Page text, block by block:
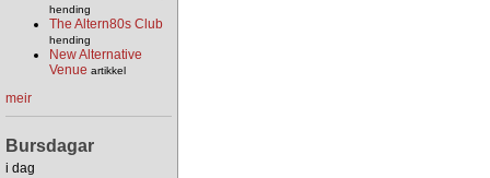
hending
The Altern80s Club
hending
New Alternative
Venue artikkel
meir
Bursdagar
i dag